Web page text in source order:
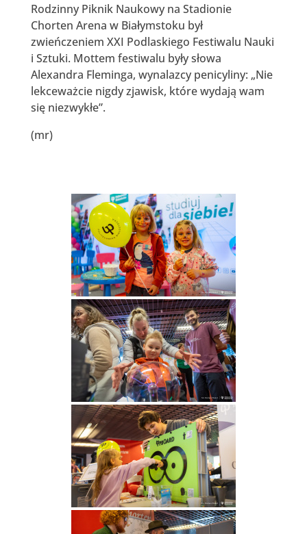
Rodzinny Piknik Naukowy na Stadionie
Chorten Arena w Białymstoku był
zwieńczeniem XXI Podlaskiego Festiwalu Nauki
i Sztuki. Mottem festiwalu były słowa
Alexandra Fleminga, wynalazcy penicyliny: „Nie
lekceważcie nigdy zjawisk, które wydają wam
się niezwykłe”.
(mr)